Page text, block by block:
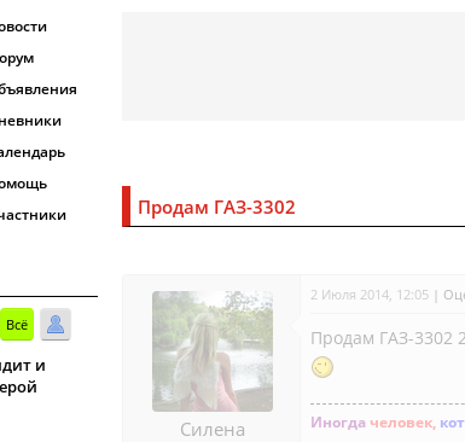
Всё
и
Продам ГАЗ-3302
Силена
2 Июля 2014, 12:05 |
Продам ГАЗ-3302
Иногда человек,